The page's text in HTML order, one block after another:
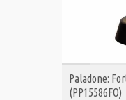
ΑΓΟΡΑ
Paladone:
(PP15586FO)